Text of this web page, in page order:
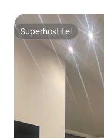
Superhostiteľ
Superhostiteľ